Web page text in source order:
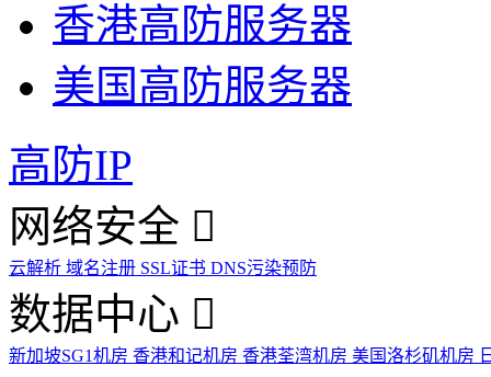
香港高防服务器
美国高防服务器
高防IP
网络安全
云解析 域名注册 SSL证书 DNS污染预防
数据中心
新加坡SG1机房 香港和记机房 香港荃湾机房 美国洛杉矶机房